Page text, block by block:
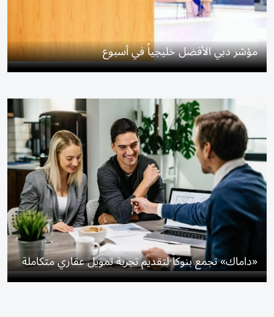
مؤشر دبي الأفضل خليجياً في أسبوع
«داماك» تجمع بنوكاً لتقديم تجربة تمويل عقاري متكاملة